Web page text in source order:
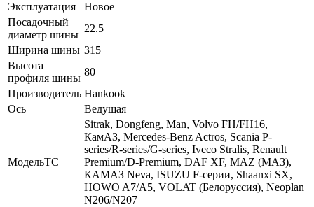
Эксплуатация
Новое
Посадочный
диаметр шины
22.5
Ширина шины 315
Высота
профиля шины
80
Производитель Hankook
Ось
Ведущая
МодельТС
Sitrak, Dongfeng, Man, Volvo FH/FH16,
КамАЗ, Mercedes-Benz Actros, Scania P-
series/R-series/G-series, Iveco Stralis, Renault
Premium/D-Premium, DAF XF, MAZ (МАЗ),
КАМАЗ Neva, ISUZU F-серии, Shaanxi SX,
HOWO A7/A5, VOLAT (Белоруссия), Neoplan
N206/N207